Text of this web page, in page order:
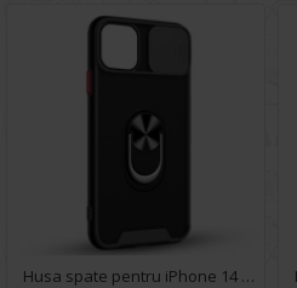
Husa spate pentru iPhone 14 Pro Max - Slide Case Negru